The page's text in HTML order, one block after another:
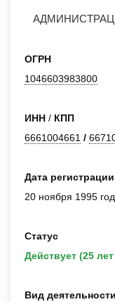
ОГРН
1046603983800
ИНН / КПП
6661004661 /
Дата регистрации
20 ноября 1995
Статус
Действует (25
Вид деятельности